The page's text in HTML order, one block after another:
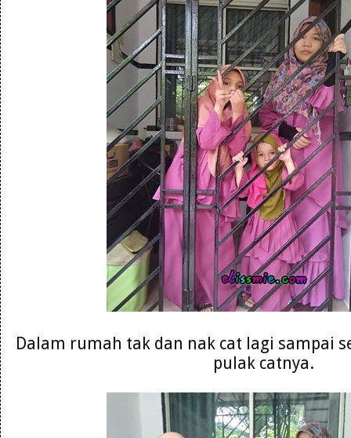
Dalam rumah tak dan nak cat lagi sampai
pulak catnya.